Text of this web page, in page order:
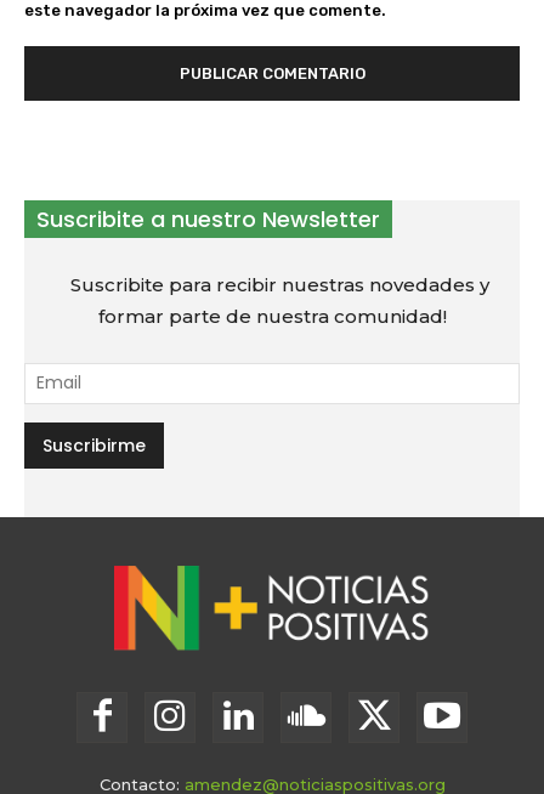
este navegador la próxima vez que comente.
Suscribite a nuestro Newsletter
Suscribite para recibir nuestras novedades y
formar parte de nuestra comunidad!
Contacto: amendez@noticiaspositivas.org